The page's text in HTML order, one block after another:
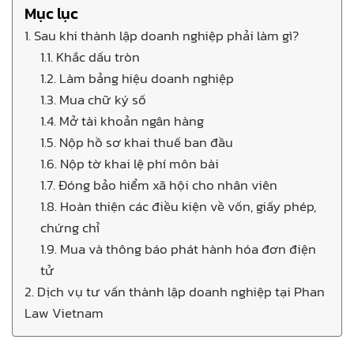
Mục lục
1. Sau khi thành lập doanh nghiệp phải làm gì?
1.1. Khắc dấu tròn
1.2. Làm bảng hiệu doanh nghiệp
1.3. Mua chữ ký số
1.4. Mở tài khoản ngân hàng
1.5. Nộp hồ sơ khai thuế ban đầu
1.6. Nộp tờ khai lệ phí môn bài
1.7. Đóng bảo hiểm xã hội cho nhân viên
1.8. Hoàn thiện các điều kiện về vốn, giấy phép,
chứng chỉ
1.9. Mua và thông báo phát hành hóa đơn điện
tử
2. Dịch vụ tư vấn thành lập doanh nghiệp tại Phan
Law Vietnam